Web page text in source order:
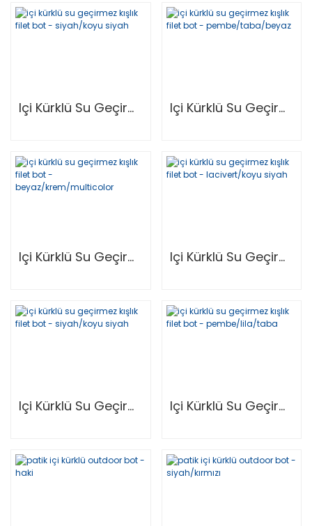
Içi Kürklü Su Geçirmez Kışlık Filet Bot - Siyah/Koyu Siyah Içi Kürklü Su Geçirmez Kışlık Filet Bot - Pembe/Taba/Beyaz
Içi Kürklü Su Geçirmez Kışlık Filet Bot - Beyaz/Krem/Multicolor Içi Kürklü Su Geçirmez Kışlık Filet Bot - Lacivert/Koyu Siyah
Içi Kürklü Su Geçirmez Kışlık Filet Bot - Siyah/Koyu Siyah Içi Kürklü Su Geçirmez Kışlık Filet Bot - Pembe/Lila/Taba